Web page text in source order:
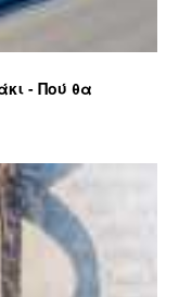
- Πού θα